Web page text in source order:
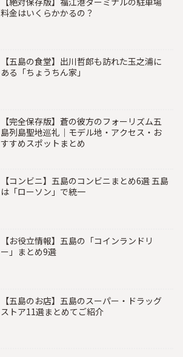
料金はいくらかかるの？
【五島の食堂】出川哲郎も訪れた玉之浦に
ある「ちょうちん家」
【完全保存版】蒼の彼方のフォーリズム五
島列島聖地巡礼｜モデル地・アクセス・お
すすめスポットまとめ
【コンビニ】五島のコンビニまとめ6選 五島
は「ローソン」で統一
【お役立情報】五島の「コインランドリ
ー」まとめ9選
【五島のお店】五島のスーパー・ドラッグ
ストア11選まとめてご紹介